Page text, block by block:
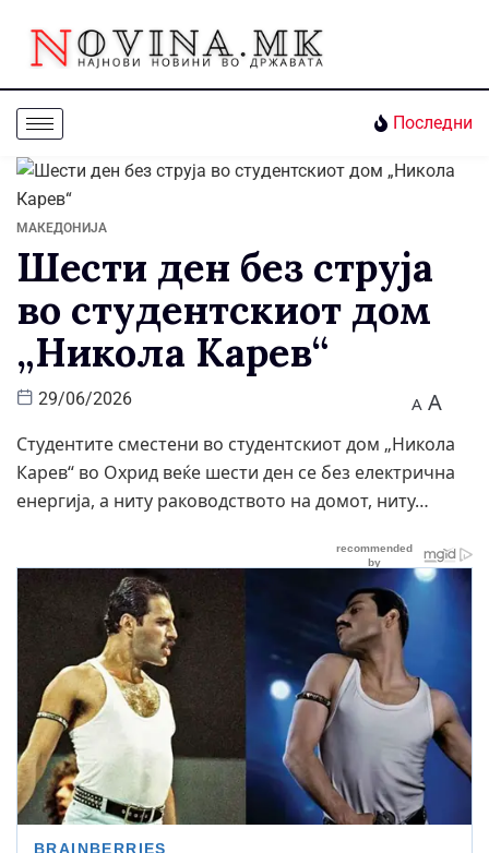
Последни
МАКЕДОНИЈА
Шести ден без струја
во студентскиот дом
„Никола Карев“
29/06/2026 A A
Студентите сместени во студентскиот дом „Никола
Карев“ во Охрид веќе шести ден се без електрична
енергија, а ниту раководството на домот, ниту…